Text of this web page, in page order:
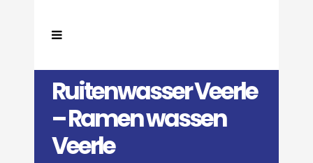
Ruitenwasser Veerle
– Ramen wassen
Veerle